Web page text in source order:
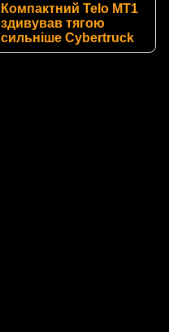
Компактний Telo MT1
здивував тягою
сильніше Cybertruck